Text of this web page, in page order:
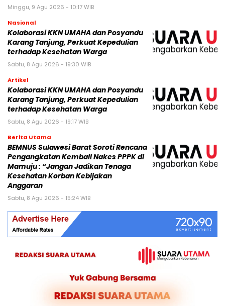
Minggu, 9 Agu 2026 - 10:17 WIB
Nasional
Kolaborasi KKN UMAHA dan Posyandu
Karang Tanjung, Perkuat Kepedulian
terhadap Kesehatan Warga
Sabtu, 8 Agu 2026 - 19:30 WIB
Artikel
Kolaborasi KKN UMAHA dan Posyandu
Karang Tanjung, Perkuat Kepedulian
terhadap Kesehatan Warga
Sabtu, 8 Agu 2026 - 19:17 WIB
Berita Utama
BEMNUS Sulawesi Barat Soroti Rencana
Pengangkatan Kembali Nakes PPPK di
Mamuju : “Jangan Jadikan Tenaga
Kesehatan Korban Kebijakan
Anggaran
Sabtu, 8 Agu 2026 - 15:24 WIB